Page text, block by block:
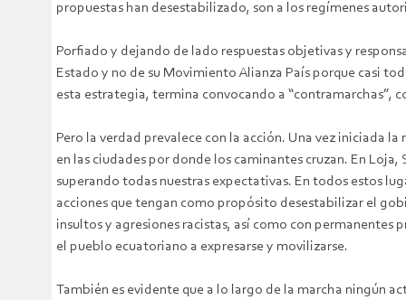
propuestas han desestabilizado, son a los regímenes
Porfiado y dejando de lado respuestas objetivas y
Estado y no de su Movimiento Alianza País porque casi
esta estrategia, termina convocando a “contramarchas”,
Pero la verdad prevalece con la acción. Una vez iniciada
en las ciudades por donde los caminantes cruzan. En
superando todas nuestras expectativas. En todos estos
acciones que tengan como propósito desestabilizar el
insultos y agresiones racistas, así como con permanentes
el pueblo ecuatoriano a expresarse y movilizarse.
También es evidente que a lo largo de la marcha ningún